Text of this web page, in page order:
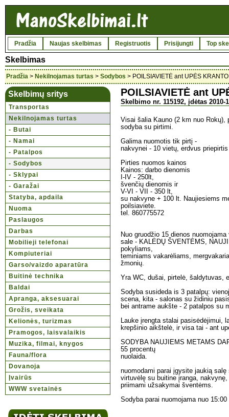
Pradžia Naujas skelbimas Registruotis Prisijungti Top
Skelbimas
Pradžia > Nekilnojamas turtas > Sodybos > POILSIAVIETĖ ant UPĖS KRANTO
Skelbimų sritys
Transportas
Nekilnojamas turtas
- Butai
- Namai
- Patalpos
- Sodybos
- Sklypai
- Garažai
Statyba, apdaila
Nuoma
Paslaugos
Darbas
Mobilieji telefonai
Kompiuteriai
Garso/vaizdo aparatūra
Buitinė technika
Baldai
Apranga, aksesuarai
Grožis, sveikata
Kelionės, turizmas
Pramogos, laisvalaikis
Muzika, filmai, knygos
Fauna/flora
Dovanoja
Įvairūs
WWW svetainės
POILSIAVIETĖ ant
Skelbimo nr. 115192, įdėtas 2010-
Visai šalia Kauno (2 km nuo Rokų),
sodyba su pirtimi.
Galima nuomotis tik pirtį -
nakvynei - 10 vietų, erdvus priepirtis
Pirties nuomos kainos
Kainos: darbo dienomis
I-IV - 250lt,
švenčių dienomis ir
V-VI - VII - 350 lt,
su nakvyne + 100 lt. Naujiesiems
poilsiaviete.
tel. 860775572
Nuo gruodžio 15 dienos
sale - KALĖDŲ ŠVENTĖMS,
pokyliams,
teminiams vakarėliams,
žmonių.
Yra WC, dušai, pirtelė, šaldytuvas,
Sodyba susideda is 3 patalpų:
scena, kita - salonas su židiniu
bei antrame aukšte - 2 patalpos su
Lauke įrengta stalai pasisėdėjimui,
krepšinio aikštelė, ir visa tai - ant
SODYBA NAUJIEMS METAMS
55 procentų
nuolaida.
nuomodami parai įgysite jaukią
virtuvėlę su buitine įranga,
priimami užsakymai šventėms.
Sodyba parai nuomojama nuo